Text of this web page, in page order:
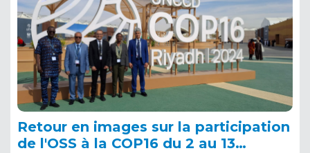
Retour en images sur la participation
de l'OSS à la COP16 du 2 au 13